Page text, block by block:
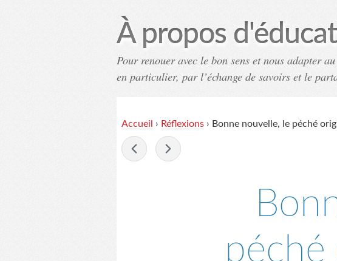
À propos
Pour renouer avec le bon sens et nous adapter
en particulier, par l’échange de savoirs et le
Accueil
› Réflexions › Bonne nouvelle, le péché